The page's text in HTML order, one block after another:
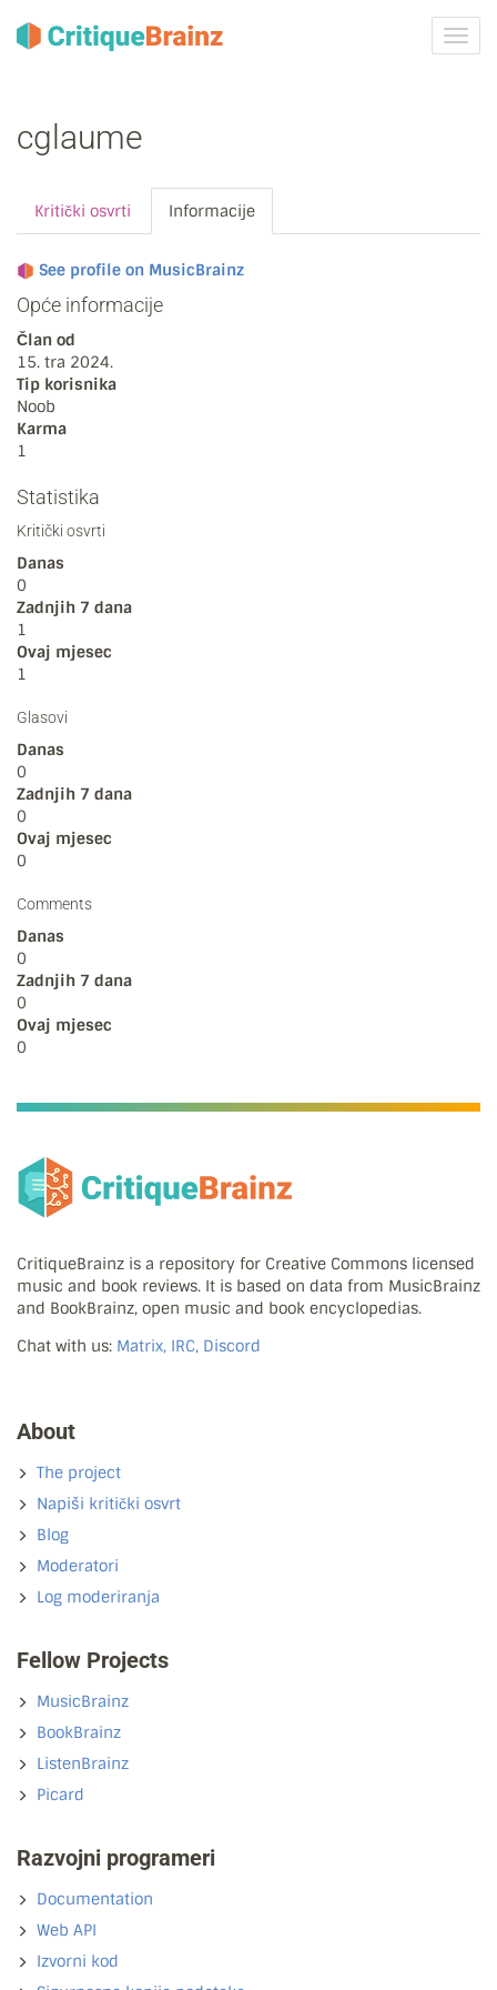
ili
cglaume
Kritički osvrti Informacije
See profile on MusicBrainz
Opće informacije
Član od
15. tra 2024.
Tip korisnika
Noob
Karma
1
Statistika
Kritički osvrti
Danas
0
Zadnjih 7 dana
1
Ovaj mjesec
1
Glasovi
Danas
0
Zadnjih 7 dana
0
Ovaj mjesec
0
Comments
Danas
0
Zadnjih 7 dana
0
Ovaj mjesec
0
CritiqueBrainz is a repository for Creative Commons licensed
music and book reviews. It is based on data from MusicBrainz
and BookBrainz, open music and book encyclopedias.
Chat with us: Matrix, IRC, Discord
About
The project
Napiši kritički osvrt
Blog
Moderatori
Log moderiranja
Fellow Projects
MusicBrainz
BookBrainz
ListenBrainz
Picard
Razvojni programeri
Documentation
Web API
Izvorni kod